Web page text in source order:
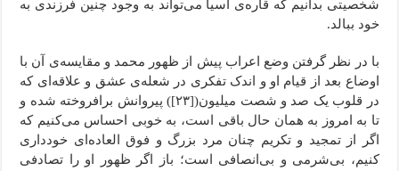
شخصیتی بدانیم که قاره‌‌ی آسیا می‌تواند به وجود چنین فرزندی به
خود ببالد.
با در نظر گرفتن وضع اعراب پیش از ظهور محمد و مقایسه‌‌ی آن با
اوضاع بعد از قیام او و اندک تفکری در شعله‌ی عشق و علاقه‌ای که
در قلوب یک صد و شصت میلیون([۲۳]) پیروانش برافروخته شده و
تا به امروز به همان حال باقی است، به خوبی احساس می‌کنیم که
اگر از تمجید و تکریم چنان مرد بزرگ و فوق العاده‌ای خودداری
کنیم، بی‌شرمی و بی‌انصافی است؛ باز اگر ظهور او را تصادفی